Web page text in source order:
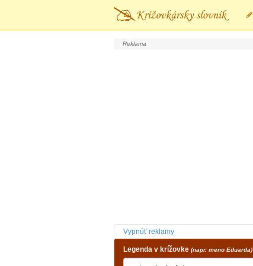
Vypnúť reklamy
Legenda v krížovke (napr. meno Eduarda)